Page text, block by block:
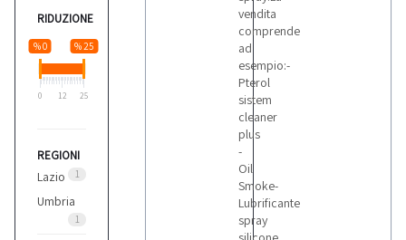
RIDUZIONE
% 0 % 25
0 12 25
REGIONI
Lazio 1
Umbria
1
vendita
comprende
ad
esempio:-
Pterol
sistem
cleaner
plus
-
Oil
Smoke-
Lubrificante
spray